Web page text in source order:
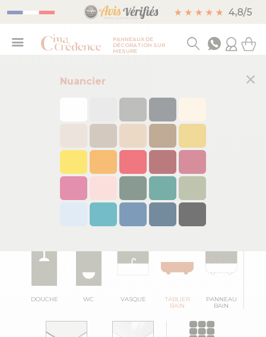
PANNEAUX DE
DÉCORATION SUR
MESURE
Nuancier ×
DOUCHE WC VASQUE
TABLIER
BAIN
PANNEAU
BAIN